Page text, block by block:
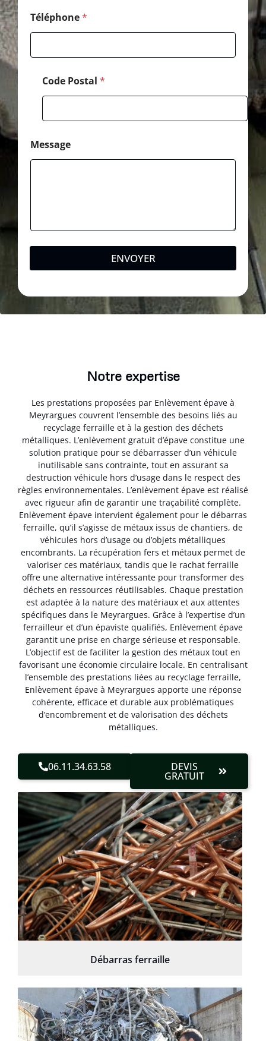
s
Téléphone*
Code Postal *
Message
ENVOYER
Notre expertise
Les prestations proposées par Enlèvement épave à
Meyrargues couvrent l’ensemble des besoins liés au
recyclage ferraille et à la gestion des déchets
métalliques. L’enlèvement gratuit d’épave constitue une
solution pratique pour se débarrasser d’un véhicule
inutilisable sans contrainte, tout en assurant sa
destruction véhicule hors d’usage dans le respect des
règles environnementales. L’enlèvement épave est réalisé
avec rigueur afin de garantir une traçabilité complète.
Enlèvement épave intervient également pour le débarras
ferraille, qu’il s’agisse de métaux issus de chantiers, de
véhicules hors d’usage ou d’objets métalliques
encombrants. La récupération fers et métaux permet de
valoriser ces matériaux, tandis que le rachat ferraille
offre une alternative intéressante pour transformer des
déchets en ressources réutilisables. Chaque prestation
est adaptée à la nature des matériaux et aux attentes
spécifiques dans le Meyrargues. Grâce à l’expertise d’un
ferrailleur et d’un épaviste qualifiés, Enlèvement épave
garantit une prise en charge sérieuse et responsable.
L’objectif est de faciliter la gestion des métaux tout en
favorisant une économie circulaire locale. En centralisant
l’ensemble des prestations liées au recyclage ferraille,
Enlèvement épave à Meyrargues apporte une réponse
cohérente, efficace et durable aux problématiques
d’encombrement et de valorisation des déchets
métalliques.
06.11.34.63.58 DEVIS
GRATUIT
Débarras ferraille